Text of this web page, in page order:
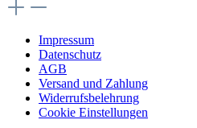
Impressum
Datenschutz
AGB
Versand und Zahlung
Widerrufsbelehrung
Cookie Einstellungen